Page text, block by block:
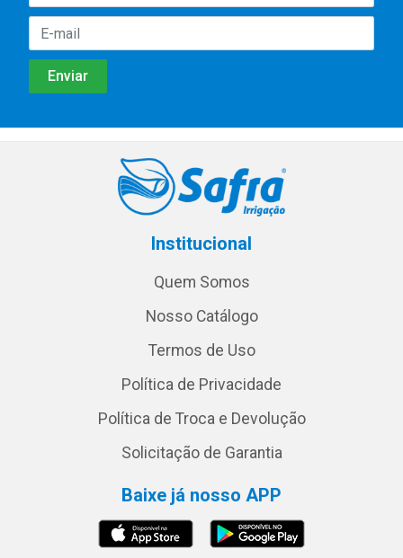
Institucional
Quem Somos
Nosso Catálogo
Termos de Uso
Política de Privacidade
Política de Troca e Devolução
Solicitação de Garantia
Baixe já nosso APP